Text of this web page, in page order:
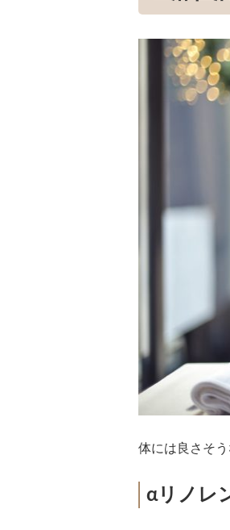
体には良さそ
αリノレ